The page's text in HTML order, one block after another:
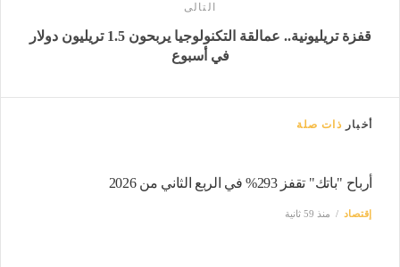
التالى
قفزة تريليونية.. عمالقة التكنولوجيا يربحون 1.5 تريليون دولار
في أسبوع
أخبار ذات صلة
أرباح "باتك" تقفز 293% في الربع الثاني من 2026
إقتصاد منذ 59 ثانية